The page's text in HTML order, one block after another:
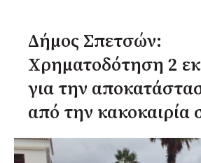
Δήμος Σπετσών:
Χρηματοδότηση 2
για την
από την κακοκαιρία